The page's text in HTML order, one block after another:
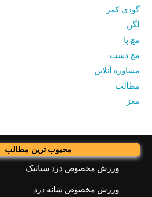
گودی کمر
لگن
مچ پا
مچ دست
مشاوره آنلاین
مطالب
مغز
محبوب ترین مطالب
ورزش مخصوص درد سیاتیک
ورزش مخصوص شانه درد